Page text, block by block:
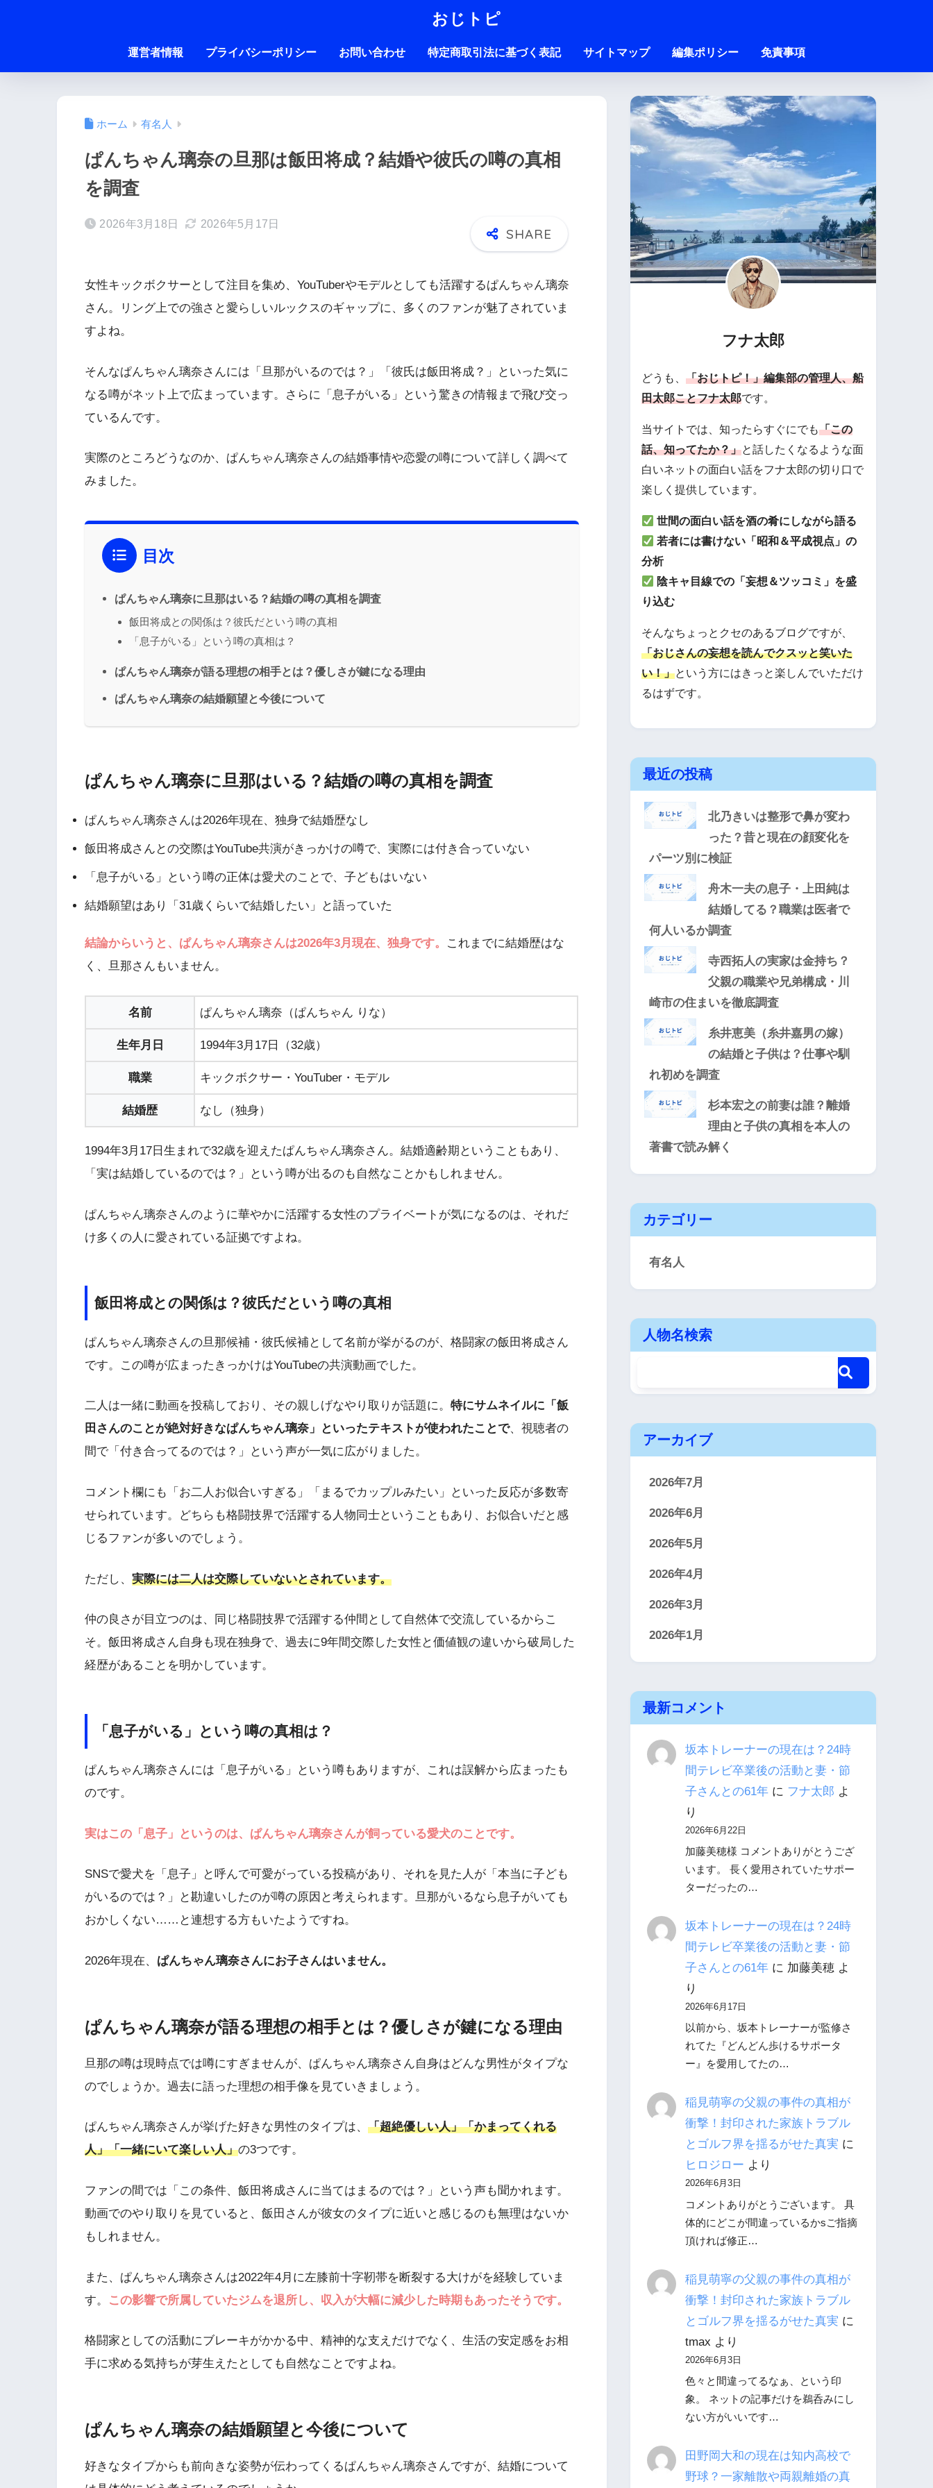
おじトピ
運営者情報 プライバシーポリシー お問い合わせ 特定商取引法に基づく表記 サイトマップ 編集ポリシー 免責事項
ホーム 有名人
ぱんちゃん璃奈の旦那は飯田将成？結婚や彼氏の噂の真相
を調査
2026年3月18日 2026年5月17日
女性キックボクサーとして注目を集め、YouTuberやモデルとしても活躍するぱんちゃん璃奈
さん。リング上での強さと愛らしいルックスのギャップに、多くのファンが魅了されていま
すよね。
そんなぱんちゃん璃奈さんには「旦那がいるのでは？」「彼氏は飯田将成？」といった気に
なる噂がネット上で広まっています。さらに「息子がいる」という驚きの情報まで飛び交っ
ているんです。
実際のところどうなのか、ぱんちゃん璃奈さんの結婚事情や恋愛の噂について詳しく調べて
みました。
目次
ぱんちゃん璃奈に旦那はいる？結婚の噂の真相を調査
飯田将成との関係は？彼氏だという噂の真相
「息子がいる」という噂の真相は？
ぱんちゃん璃奈が語る理想の相手とは？優しさが鍵になる理由
ぱんちゃん璃奈の結婚願望と今後について
ぱんちゃん璃奈に旦那はいる？結婚の噂の真相を調査
ぱんちゃん璃奈さんは2026年現在、独身で結婚歴なし
飯田将成さんとの交際はYouTube共演がきっかけの噂で、実際には付き合っていない
「息子がいる」という噂の正体は愛犬のことで、子どもはいない
結婚願望はあり「31歳くらいで結婚したい」と語っていた
結論からいうと、ぱんちゃん璃奈さんは2026年3月現在、独身です。
これまでに結婚歴はな
く、旦那さんもいません。
名前 ぱんちゃん璃奈（ぱんちゃん りな）
生年月日 1994年3月17日（32歳）
職業 キックボクサー・YouTuber・モデル
結婚歴 なし（独身）
1994年3月17日生まれで32歳を迎えたぱんちゃん璃奈さん。結婚適齢期ということもあり、
「実は結婚しているのでは？」という噂が出るのも自然なことかもしれません。
ぱんちゃん璃奈さんのように華やかに活躍する女性のプライベートが気になるのは、それだ
け多くの人に愛されている証拠ですよね。
飯田将成との関係は？彼氏だという噂の真相
ぱんちゃん璃奈さんの旦那候補・彼氏候補として名前が挙がるのが、格闘家の飯田将成さん
です。この噂が広まったきっかけはYouTubeの共演動画でした。
二人は一緒に動画を投稿しており、その親しげなやり取りが話題に。 特にサムネイルに「飯
田さんのことが絶対好きなぱんちゃん璃奈」といったテキストが使われたことで、視聴者の
間で「付き合ってるのでは？」という声が一気に広がりました。
コメント欄にも「お二人お似合いすぎる」「まるでカップルみたい」といった反応が多数寄
せられています。どちらも格闘技界で活躍する人物同士ということもあり、お似合いだと感
じるファンが多いのでしょう。
ただし、 実際には二人は交際していないとされています。
仲の良さが目立つのは、同じ格闘技界で活躍する仲間として自然体で交流しているからこ
そ。飯田将成さん自身も現在独身で、過去に9年間交際した女性と価値観の違いから破局した
経歴があることを明かしています。
「息子がいる」という噂の真相は？
ぱんちゃん璃奈さんには「息子がいる」という噂もありますが、これは誤解から広まったも
のです。
実はこの「息子」というのは、ぱんちゃん璃奈さんが飼っている愛犬のことです。
SNSで愛犬を「息子」と呼んで可愛がっている投稿があり、それを見た人が「本当に子ども
がいるのでは？」と勘違いしたのが噂の原因と考えられます。旦那がいるなら息子がいても
おかしくない……と連想する方もいたようですね。
2026年現在、 ぱんちゃん璃奈さんにお子さんはいません。
ぱんちゃん璃奈が語る理想の相手とは？優しさが鍵になる理由
旦那の噂は現時点では噂にすぎませんが、ぱんちゃん璃奈さん自身はどんな男性がタイプな
のでしょうか。過去に語った理想の相手像を見ていきましょう。
ぱんちゃん璃奈さんが挙げた好きな男性のタイプは、 「超絶優しい人」「かまってくれる
人」「一緒にいて楽しい人」の3つです。
ファンの間では「この条件、飯田将成さんに当てはまるのでは？」という声も聞かれます。
動画でのやり取りを見ていると、飯田さんが彼女のタイプに近いと感じるのも無理はないか
もしれません。
また、ぱんちゃん璃奈さんは2022年4月に左膝前十字靭帯を断裂する大けがを経験していま
す。
この影響で所属していたジムを退所し、収入が大幅に減少した時期もあったそうです。
格闘家としての活動にブレーキがかかる中、精神的な支えだけでなく、生活の安定感をお相
手に求める気持ちが芽生えたとしても自然なことですよね。
ぱんちゃん璃奈の結婚願望と今後について
好きなタイプからも前向きな姿勢が伝わってくるぱんちゃん璃奈さんですが、結婚について
フナ太郎
どうも、 「おじトピ！」編集部の管理人、船
田太郎ことフナ太郎です。
当サイトでは、知ったらすぐにでも「この
話、知ってたか？」と話したくなるような面
白いネットの面白い話をフナ太郎の切り口で
楽しく提供しています。
世間の面白い話を酒の肴にしながら語る
若者には書けない「昭和＆平成視点」の
分析
陰キャ目線での「妄想＆ツッコミ」を盛
り込む
そんなちょっとクセのあるブログですが、
「おじさんの妄想を読んでクスッと笑いた
い！」という方にはきっと楽しんでいただけ
るはずです。
最近の投稿
北乃きいは整形で鼻が変わ
った？昔と現在の顔変化を
パーツ別に検証
舟木一夫の息子・上田純は
結婚してる？職業は医者で
何人いるか調査
寺西拓人の実家は金持ち？
父親の職業や兄弟構成・川
崎市の住まいを徹底調査
糸井恵美（糸井嘉男の嫁）
の結婚と子供は？仕事や馴
れ初めを調査
杉本宏之の前妻は誰？離婚
理由と子供の真相を本人の
著書で読み解く
カテゴリー
有名人
人物名検索
アーカイブ
2026年7月
2026年6月
2026年5月
2026年4月
2026年3月
2026年1月
最新コメント
坂本トレーナーの現在は？24時
間テレビ卒業後の活動と妻・節
子さんとの61年に フナ太郎 よ
り
2026年6月22日
加藤美穂様 コメントありがとうござ
います。 長く愛用されていたサポー
ターだったの…
坂本トレーナーの現在は？24時
間テレビ卒業後の活動と妻・節
子さんとの61年に 加藤美穂よ
り
2026年6月17日
以前から、坂本トレーナーが監修さ
れてた『どんどん歩けるサポータ
ー』を愛用してたの…
稲見萌寧の父親の事件の真相が
衝撃！封印された家族トラブル
とゴルフ界を揺るがせた真実 に
ヒロジロー より
2026年6月3日
コメントありがとうございます。 具
体的にどこが間違っているかsご指摘
頂ければ修正…
稲見萌寧の父親の事件の真相が
衝撃！封印された家族トラブル
とゴルフ界を揺るがせた真実 に
tmax より
2026年6月3日
色々と間違ってるなぁ、という印
象。 ネットの記事だけを鵜呑みにし
ない方がいいです…
田野岡大和の現在は知内高校で
野球？一家離散や両親離婚の真